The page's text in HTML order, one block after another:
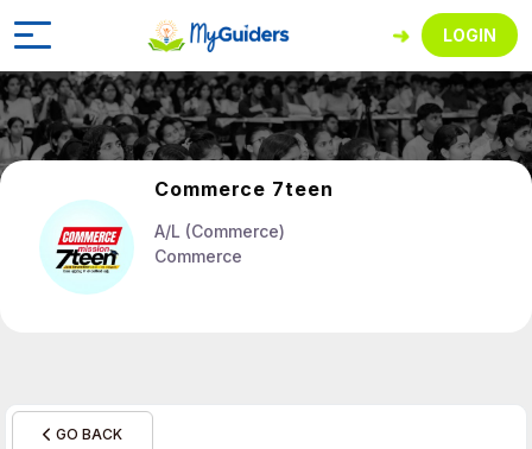
LOGIN
Commerce 7teen
A/L (Commerce)
Commerce
GO BACK